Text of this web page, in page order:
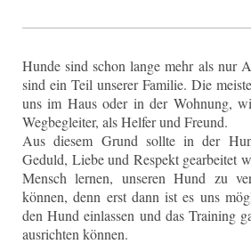
Hunde sind schon lange mehr als nur
sind ein Teil unserer Familie. Die
uns im Haus oder in der Wohnung,
Wegbegleiter, als Helfer und Freund.
Aus diesem Grund sollte in der
Geduld, Liebe und Respekt gearbeitet
Mensch lernen, unseren Hund zu
können, denn erst dann ist es uns
den Hund einlassen und das Training
ausrichten können.